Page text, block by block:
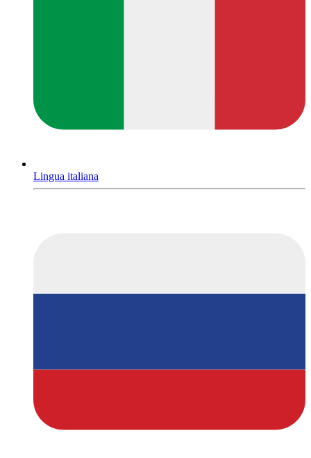
Lingua italiana